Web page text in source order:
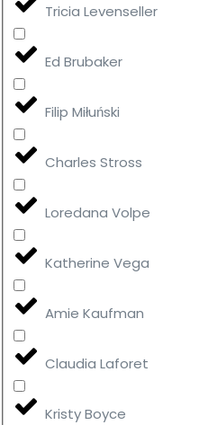
Tricia Levenseller
Ed Brubaker
Filip Miłuński
Charles Stross
Loredana Volpe
Katherine Vega
Amie Kaufman
Claudia Laforet
Kristy Boyce